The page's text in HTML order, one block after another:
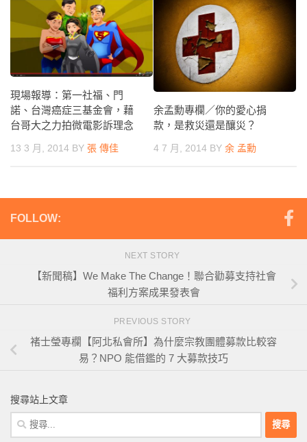
現場報導：第一社福、門
諾、台灣癌症三基金會，藉
台哥大之力拍微電影訴理念
13 3 月, 2014 BY 張 傳佳
余孟勳專欄／你的愛心捐
款，是救災還是釀災？
4 7 月, 2014 BY 余 孟勳
FOLLOW:
NEXT STORY
【新聞稿】We Make The Change！聯合勸募支持社會
福利方案成果發表會
PREVIOUS STORY
褚士瑩專欄【阿北私會所】為什麼宗教團體募款比較容
易？NPO 能借鑑的 7 大募款技巧
搜尋站上文章
搜
尋